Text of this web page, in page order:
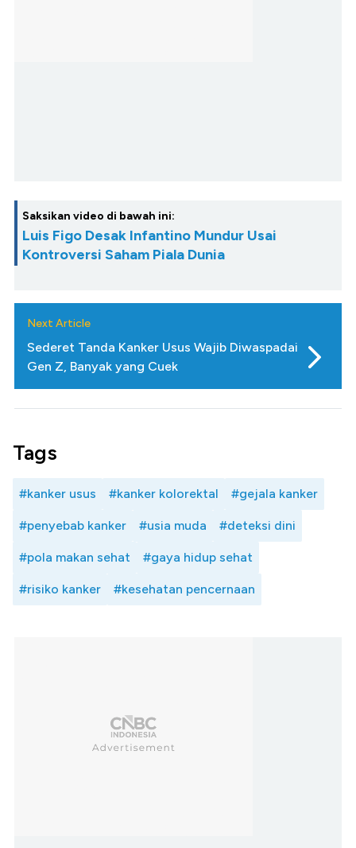
Saksikan video di bawah ini:
Luis Figo Desak Infantino Mundur Usai
Kontroversi Saham Piala Dunia
Next Article
Sederet Tanda Kanker Usus Wajib Diwaspadai
Gen Z, Banyak yang Cuek
Tags
#kanker usus #kanker kolorektal #gejala kanker
#penyebab kanker #usia muda #deteksi dini
#pola makan sehat #gaya hidup sehat
#risiko kanker #kesehatan pencernaan